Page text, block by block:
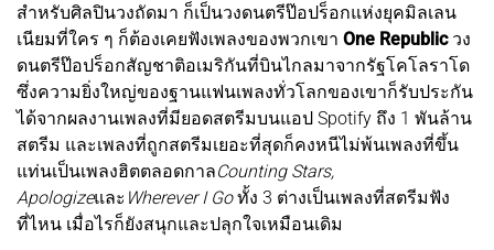
สำหรับศิลปินวงถัดมา ก็เป็นวงดนตรีป๊อปร็อกแห่งยุคมิลเลน
เนียมที่ใคร ๆ ก็ต้องเคยฟังเพลงของพวกเขา One Republicวง
ดนตรีป๊อปร็อกสัญชาติอเมริกันที่บินไกลมาจากรัฐโคโลราโด
ซึ่งความยิ่งใหญ่ของฐานแฟนเพลงทั่วโลกของเขาก็รับประกัน
ได้จากผลงานเพลงที่มียอดสตรีมบนแอป Spotify ถึง 1 พันล้าน
สตรีม และเพลงที่ถูกสตรีมเยอะที่สุดก็คงหนีไม่พ้นเพลงที่ขึ้น
แท่นเป็นเพลงฮิตตลอดกาลCounting Stars,
Apologizeและ Wherever I Goทั้ง 3 ต่างเป็นเพลงที่สตรีมฟัง
ที่ไหน เมื่อไรก็ยังสนุกและปลุกใจเหมือนเดิม